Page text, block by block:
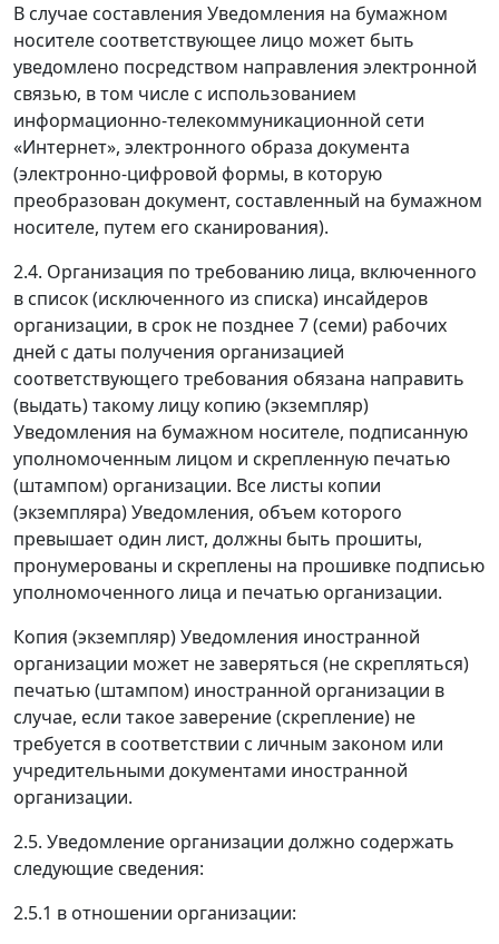
В случае составления Уведомления на бумажном
носителе соответствующее лицо может быть
уведомлено посредством направления электронной
связью, в том числе с использованием
информационно-телекоммуникационной сети
«Интернет», электронного образа документа
(электронно-цифровой формы, в которую
преобразован документ, составленный на бумажном
носителе, путем его сканирования).
2.4. Организация по требованию лица, включенного
в список (исключенного из списка) инсайдеров
организации, в срок не позднее 7 (семи) рабочих
дней с даты получения организацией
соответствующего требования обязана направить
(выдать) такому лицу копию (экземпляр)
Уведомления на бумажном носителе, подписанную
уполномоченным лицом и скрепленную печатью
(штампом) организации. Все листы копии
(экземпляра) Уведомления, объем которого
превышает один лист, должны быть прошиты,
пронумерованы и скреплены на прошивке подписью
уполномоченного лица и печатью организации.
Копия (экземпляр) Уведомления иностранной
организации может не заверяться (не скрепляться)
печатью (штампом) иностранной организации в
случае, если такое заверение (скрепление) не
требуется в соответствии с личным законом или
учредительными документами иностранной
организации.
2.5. Уведомление организации должно содержать
следующие сведения:
2.5.1 в отношении организации: